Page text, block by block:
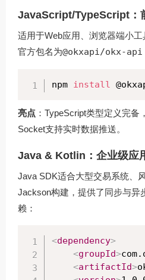
JavaScript/TypeScript：
适用于Web应用、浏览器端小工
官方包名为@okxapi/okx-api
npm install
亮点 ：TypeScript类型定义完
Socket支持实时数据推送。
Java & Kotlin：企业级应
Java SDK适合大型交易系统、
Jackson构建，提供了同步与异
赖：
<dependency>
<groupId>
<artifactId>